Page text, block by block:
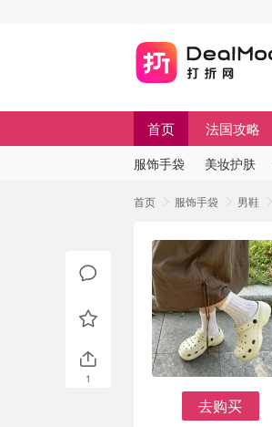
首页 法国攻略
服饰手袋 美妆护肤
首页 服饰手袋 男鞋
去购买
1